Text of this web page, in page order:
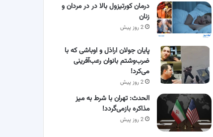
درمان کورتیزول بالا در در مردان و
زنان
2 روز پیش
پایان جولان اراذل و اوباشی که با
ضرب‌وشتم بانوان رعب‌آفرینی
می‌کرد!
2 روز پیش
الحدث: تهران با شرط به میز
مذاکره بازمی‌گردد!
2 روز پیش